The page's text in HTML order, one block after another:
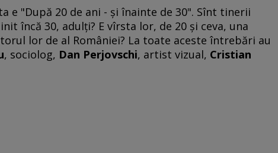
e "După 20 de ani - şi înainte de 30". Sînt tinerii
încă 30, adulţi? E vîrsta lor, de 20 şi ceva, una
lor de al României? La toate aceste întrebări au
, sociolog, Dan Perjovschi, artist vizual, Cristian